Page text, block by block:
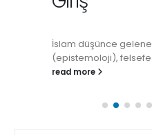
İslam düşünce
(epistemoloji),
read more